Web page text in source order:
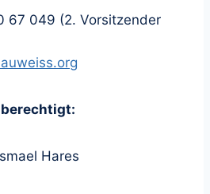
67 049 (2. Vorsitzender
Hares